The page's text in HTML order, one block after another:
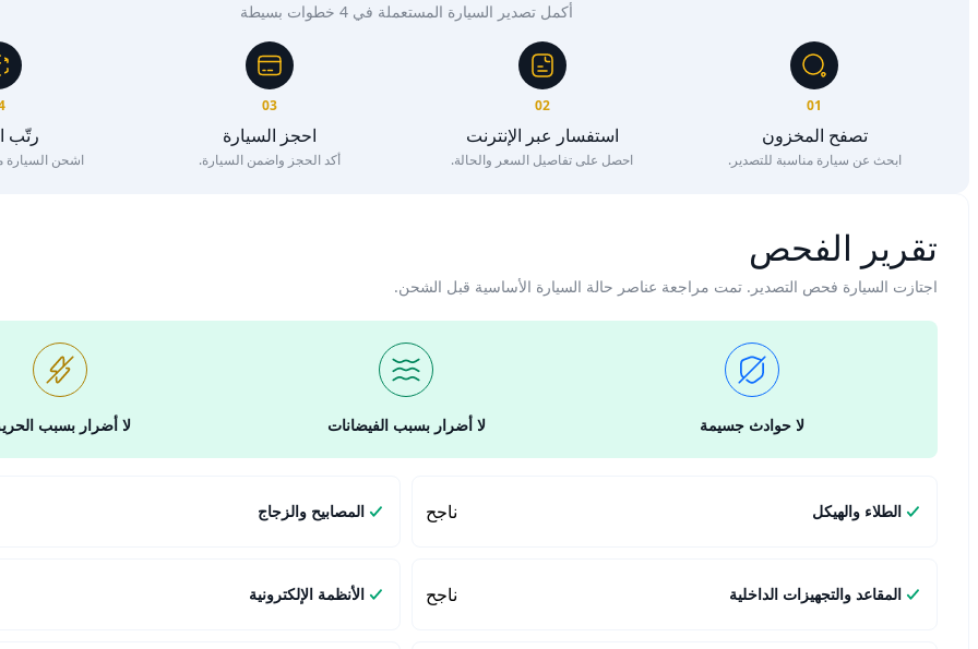
أكمل تصدير السيارة المستعملة في 4 خطوات بسيطة
01
تصفح المخزون
ابحث عن سيارة مناسبة للتصدير.
02
استفسار عبر الإنترنت
احصل على تفاصيل السعر والحالة.
03
احجز السيارة
أكد الحجز واضمن السيارة.
رتّب
اشحن السيارة
تقرير الفحص
اجتازت السيارة فحص التصدير. تمت مراجعة عناصر حالة السيارة الأساسية قبل الشحن.
لا حوادث جسيمة لا أضرار بسبب الفيضانات لا أضرار بسبب
الطلاء والهيكل ناجح المصابيح والزجاج
المقاعد والتجهيزات الداخلية ناجح الأنظمة الإلكترونية